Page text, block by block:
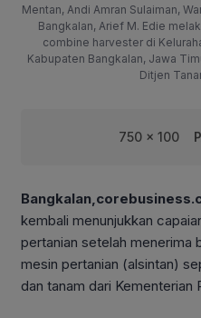
Mentan, Andi Amran Sulaiman,
Bangkalan, Arief M. Edie
combine harvester di
Kabupaten Bangkalan, Jawa
Ditjen
750 x 100
kembali menunjukkan
pertanian setelah menerima
mesin pertanian (alsintan)
dan tanam dari Kementerian